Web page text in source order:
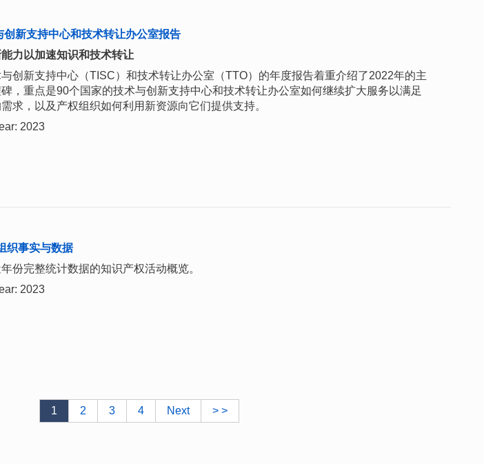
创新支持中心和技术转让办公室报告
力以加速知识和技术转让
创新支持中心（TISC）和技术转让办公室（TTO）的年度报告着重介绍了2022年的主
，重点是90个国家的技术与创新支持中心和技术转让办公室如何继续扩大服务以满足
求，以及产权组织如何利用新资源向它们提供支持。
2023
织事实与数据
份完整统计数据的知识产权活动概览。
2023
1 2 3 4 Next > >